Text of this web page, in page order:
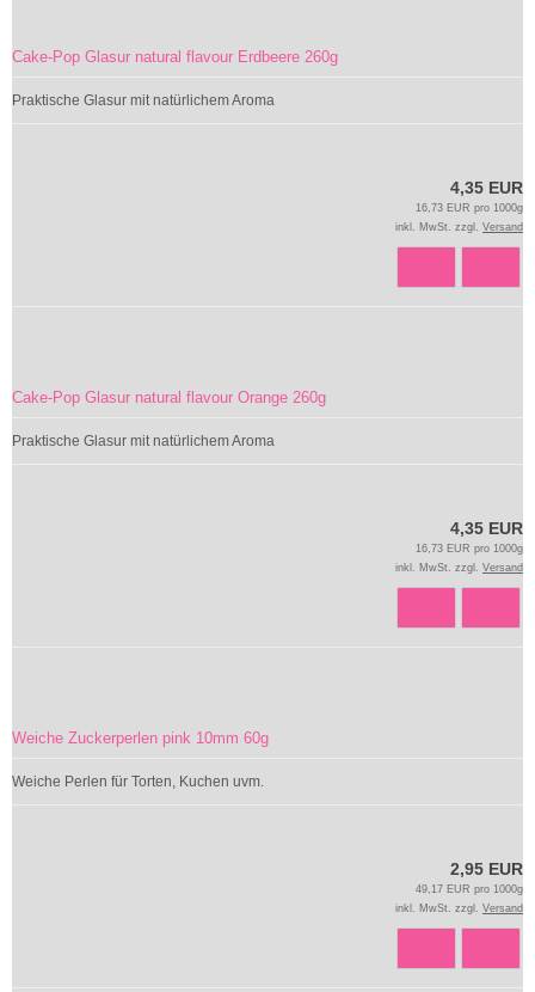
Cake-Pop Glasur natural flavour Erdbeere 260g
Praktische Glasur mit natürlichem Aroma
4,35 EUR
16,73 EUR pro 1000g
inkl. MwSt. zzgl. Versand
Cake-Pop Glasur natural flavour Orange 260g
Praktische Glasur mit natürlichem Aroma
4,35 EUR
16,73 EUR pro 1000g
inkl. MwSt. zzgl. Versand
Weiche Zuckerperlen pink 10mm 60g
Weiche Perlen für Torten, Kuchen uvm.
2,95 EUR
49,17 EUR pro 1000g
inkl. MwSt. zzgl. Versand